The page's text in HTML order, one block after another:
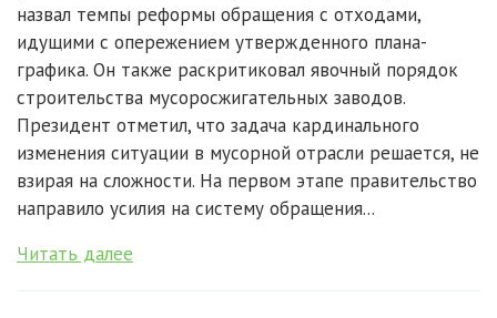
назвал темпы реформы обращения с отходами,
идущими с опережением утвержденного плана-
графика. Он также раскритиковал явочный порядок
строительства мусоросжигательных заводов.
Президент отметил, что задача кардинального
изменения ситуации в мусорной отрасли решается, не
взирая на сложности. На первом этапе правительство
направило усилия на систему обращения...
Читать далее